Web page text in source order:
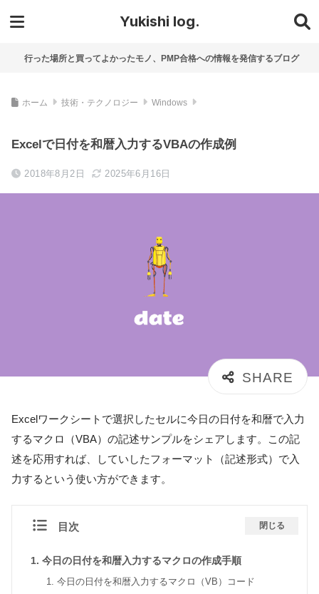
Yukishi log.
行った場所と買ってよかったモノ、PMP合格への情報を発信するブログ
ホーム 技術・テクノロジー Windows
Excelで日付を和暦入力するVBAの作成例
2018年8月2日 2025年6月16日
Excelワークシートで選択したセルに今日の日付を和暦で入力
するマクロ（VBA）の記述サンプルをシェアします。この記
述を応用すれば、していしたフォーマット（記述形式）で入
力するという使い方ができます。
目次 閉じる
今日の日付を和暦入力するマクロの作成手順
今日の日付を和暦入力するマクロ（VB）コード